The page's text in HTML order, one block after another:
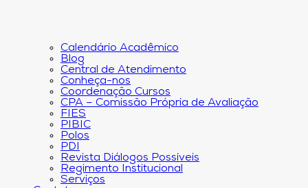
Calendário Acadêmico
Blog
Central de Atendimento
Conheça-nos
Coordenação Cursos
CPA – Comissão Própria de Avaliação
FIES
PIBIC
Polos
PDI
Revista Diálogos Possíveis
Regimento Institucional
Serviços